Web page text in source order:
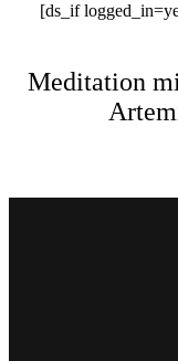
[ds_if
Meditation